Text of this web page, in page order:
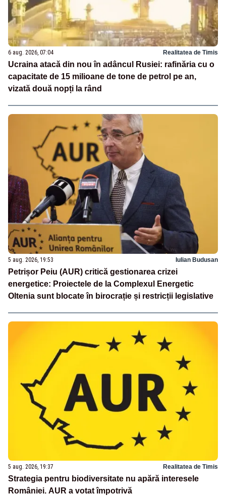
6 aug. 2026, 07:04 Realitatea de Timis
Ucraina atacă din nou în adâncul Rusiei: rafinăria cu o
capacitate de 15 milioane de tone de petrol pe an,
vizată două nopți la rând
5 aug. 2026, 19:53 Iulian Budusan
Petrișor Peiu (AUR) critică gestionarea crizei
energetice: Proiectele de la Complexul Energetic
Oltenia sunt blocate în birocrație și restricții legislative
5 aug. 2026, 19:37 Realitatea de Timis
Strategia pentru biodiversitate nu apără interesele
României. AUR a votat împotrivă